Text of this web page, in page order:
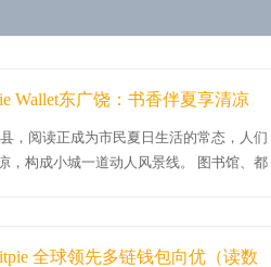
Wallet东广饶：书香伴夏享清凉
，阅读正成为市民夏日生活的常态，人们
，构成小城一道动人风景线。 图书馆、都
全球领先多链钱包向优（读数